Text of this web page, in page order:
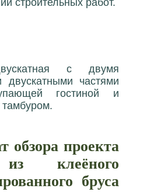
строительных работ.
с двумя
двускатными частями
гостиной и
тамбуром.
обзора проекта
клеёного
бруса